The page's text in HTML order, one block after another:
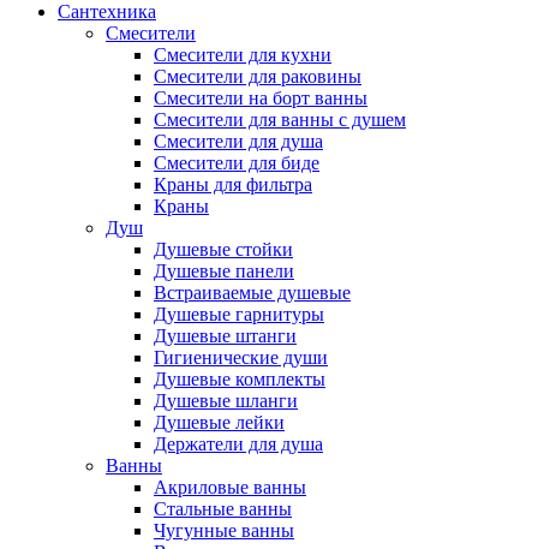
Сантехника
Смесители
Смесители для кухни
Смесители для раковины
Смесители на борт ванны
Смесители для ванны с душем
Смесители для душа
Смесители для биде
Краны для фильтра
Краны
Душ
Душевые стойки
Душевые панели
Встраиваемые душевые
Душевые гарнитуры
Душевые штанги
Гигиенические души
Душевые комплекты
Душевые шланги
Душевые лейки
Держатели для душа
Ванны
Акриловые ванны
Стальные ванны
Чугунные ванны